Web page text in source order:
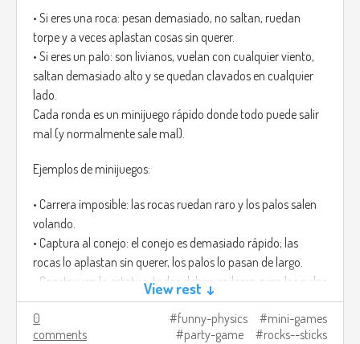
• Si eres una roca: pesan demasiado, no saltan, ruedan
torpe y a veces aplastan cosas sin querer.
• Si eres un palo: son livianos, vuelan con cualquier viento,
saltan demasiado alto y se quedan clavados en cualquier
lado.
Cada ronda es un minijuego rápido donde todo puede salir
mal (y normalmente sale mal).
Ejemplos de minijuegos:
• Carrera imposible: las rocas ruedan raro y los palos salen
volando.
• Captura al conejo: el conejo es demasiado rápido; las
rocas lo aplastan sin querer, los palos lo pasan de largo.
• Construyan la estatua: todos deben apilarse, pero los palos
tiemblan y las rocas pesan demasiado.
Ganar casi siempre es accidental, y por eso da risa.
View rest ↓
0
comments
funny-physics
mini-games
party-game
rocks--sticks